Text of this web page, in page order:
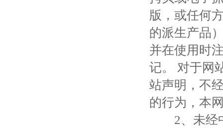
版，或任何
的派生产品
并在使用时
记。 对于网
站声明，不
的行为，本
2、未经中